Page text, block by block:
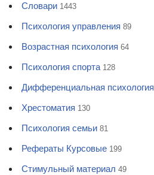
Словари 1443
Психология управления 89
Возрастная психология 64
Психология спорта 128
Дифференциальная психология
Хрестоматия 130
Психология семьи 81
Рефераты Курсовые 199
Стимульный материал 49